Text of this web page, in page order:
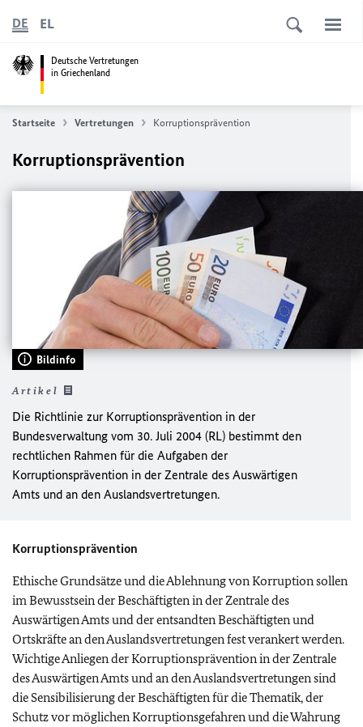
Deutsche Vertretungen
in Griechenland
DE EL
Startseite Vertretungen Korruptionsprävention
Korruptionsprävention
Bildinfo
Artikel
Die Richtlinie zur Korruptionsprävention in der
Bundesverwaltung vom 30. Juli 2004 (RL) bestimmt den
rechtlichen Rahmen für die Aufgaben der
Korruptionsprävention in der Zentrale des Auswärtigen
Amts und an den Auslandsvertretungen.
Korruptionsprävention
Ethische Grundsätze und die Ablehnung von Korruption sollen
im Bewusstsein der Beschäftigten in der Zentrale des
Auswärtigen Amts und der entsandten Beschäftigten und
Ortskräfte an den Auslandsvertretungen fest verankert werden.
Wichtige Anliegen der Korruptionsprävention in der Zentrale
des Auswärtigen Amts und an den Auslandsvertretungen sind
die Sensibilisierung der Beschäftigten für die Thematik, der
Schutz vor möglichen Korruptionsgefahren und die Wahrung